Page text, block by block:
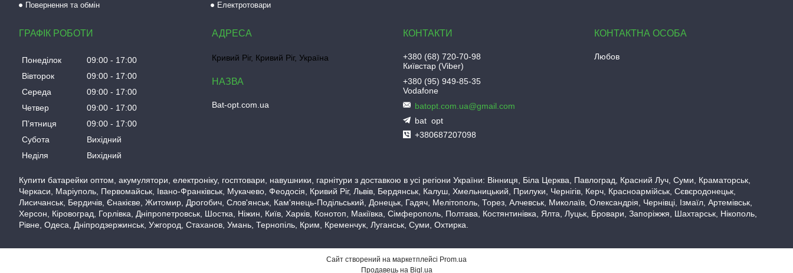
Повернення та обмін
Електротовари
ГРАФІК РОБОТИ
Понеділок 09:00
17:00
Вівторок
09:00
17:00
Середа
09:00
17:00
Четвер
09:00
17:00
Пʼятниця
09:00
17:00
Субота
Вихідний
Неділя
Вихідний
Кривий Ріг, Кривий Ріг, Україна
Bat-opt.com.ua
+380 (68) 720-70-98
Київстар (Viber)
+380 (95) 949-85-35
Vodafone
batopt.com.ua@gmail.com
bat_opt
+380687207098
Любов
Купити батарейки оптом, акумулятори, електроніку, госптовари, навушники, гарнітури з доставкою в усі регіони України: Вінниця, Біла Церква, Павлоград, Красний Луч, Суми, Краматорськ,
Черкаси, Маріуполь, Первомайськ, Івано-Франківськ, Мукачево, Феодосія, Кривий Ріг, Львів, Бердянськ, Калуш, Хмельницький, Прилуки, Чернігів, Керч, Красноармійськ, Сєвєродонецьк,
Лисичанськ, Бердичів, Єнакієве, Житомир, Дрогобич, Слов'янськ, Кам'янець-Подільський, Донецьк, Гадяч, Мелітополь, Торез, Алчевськ, Миколаїв, Олександрія, Чернівці, Ізмаїл, Артемівськ,
Херсон, Кіровоград, Горлівка, Дніпропетровськ, Шостка, Ніжин, Київ, Харків, Конотоп, Макіївка, Сімферополь, Полтава, Костянтинівка, Ялта, Луцьк, Бровари, Запоріжжя, Шахтарськ, Нікополь,
Рівне, Одеса, Дніпродзержинськ, Ужгород, Стаханов, Умань, Тернопіль, Крим, Кременчук, Луганськ, Суми, Охтирка.
Сайт створений на маркетплейсі Prom.ua
Продавець на Bigl.ua